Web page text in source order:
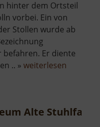
hinter dem Ortsteil
vorbei. Ein von
Stollen wurde ab
Er diente
.. » weiterlesen
Alte